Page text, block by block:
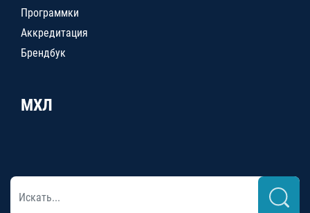
Программки
Аккредитация
Брендбук
МХЛ